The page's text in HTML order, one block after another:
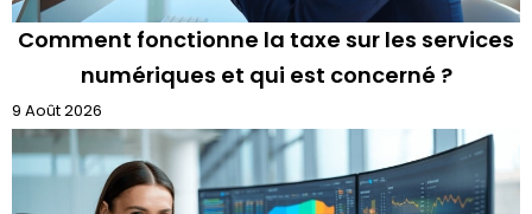
Comment fonctionne la taxe sur les services
numériques et qui est concerné ?
9 Août 2026